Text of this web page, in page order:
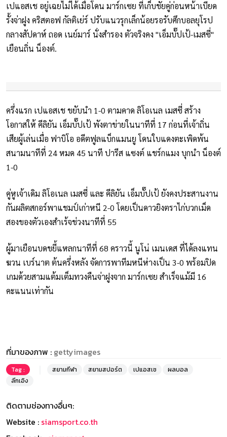
เปแอสเช อยู่เฉยไม่ได้เมื่อโดน มาร์กเซย ที่เก็บชัยคู่ก่อนหน้าเบียด
รั้งจ่าฝูง คริสตอฟ กัลติเย่ร์ ปรับแนวรุกเล็กน้อยรอรับศึกบอลยุโรป
กลางสัปดาห์ ถอด เนย์มาร์ นั่งสำรอง ตัวจริงคง "เอ็มบั๊ปเป้-เมสซี่"
เยือนถิ่น น็องต์.
ครึ่งแรก เปแอสเช ขยับนำ 1-0 ตามคาด ลิโอเนล เมสซี่ สร้าง
โอกาสให้ คีลิยัน เอ็มบั๊ปเป้ พังตาข่ายในนาทีที่ 17 ก่อนที่เจ้าถิ่น
เสียผู้เล่นเมื่อ ฟาบิโอ อดีตฟูลแบ็กแมนยู โดนใบแดงตะเพิดพ้น
สนามนาทีที่ 24 หมด 45 นาที ปารีส แซงต์ แชร์กแมง บุกนำ น็องต์
1-0
คู่หูเจ้าเดิม ลิโอเนล เมสซี่ และ คีลิยัน เอ็มบั๊ปเป้ ยังคงประสานงาน
กันผลิตสกอร์พาแชมป์เก่าหนี 2-0 โดยเป็นดาวยิงตราไก่บวกเม็ด
สองของตัวเองสำเร้จช่วงนาทีที่ 55
ผู้มาเยือนบดขยี้แหลกนาทีที่ 68 คราวนี้ นูโน่ เมนเดส ที่ได้ลงแทน
ฆวน เบร์นาต ต้นครึ่งหลัง จัดการพาทีมหนีห่างเป็น 3-0 พร้อมปิด
เกมด้วยสามแต้มเต็มทวงคืนจ่าฝูงจาก มาร์กเซย สำเร็จแม้มี 16
คะแนนเท่ากัน
ที่มาของภาพ : gettyimages
Tag : สยามกีฬา สยามสปอร์ต เปแอสเช
ผลบอล
ลีกเอิง
ติดตามช่องทางอื่นๆ:
Website : siamsport.co.th